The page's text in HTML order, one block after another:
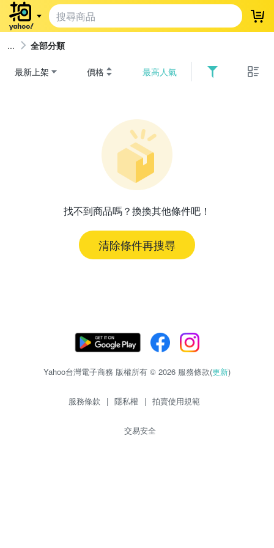
登
全部分類
最新上架 價格 最高人氣
找不到商品嗎？換換其他條件吧！
清除條件再搜尋
Yahoo台灣電子商務 版權所有 © 2026 服務條款(更新)
服務條款 | 隱私權 | 拍賣使用規範
交易安全